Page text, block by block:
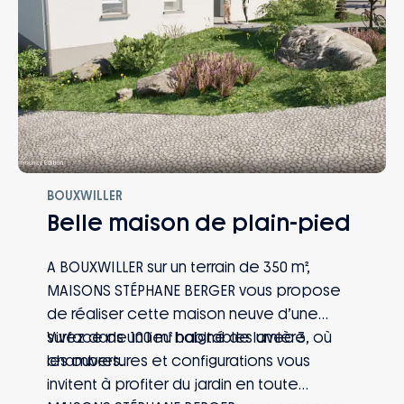
BOUXWILLER
Belle maison de plain-pied
A BOUXWILLER sur un terrain de 350 m²,
MAISONS STÉPHANE BERGER vous propose
de réaliser cette maison neuve d’une
surface de 100 m² habitables avec 3
chambres.
Vivez dans un lieu baigné de lumière, où
les ouvertures et configurations vous
invitent à profiter du jardin en toute